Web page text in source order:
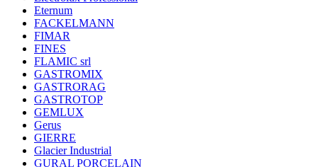
Eternum
FACKELMANN
FIMAR
FINES
FLAMIC srl
GASTROMIX
GASTRORAG
GASTROTOP
GEMLUX
Gerus
GIERRE
Glacier Industrial
GURAL PORCELAIN